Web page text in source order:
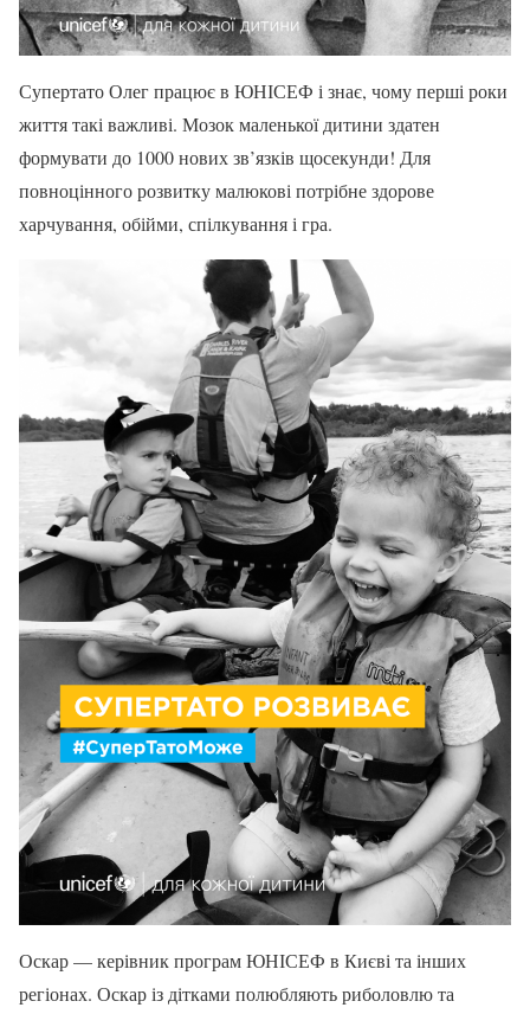
Супертато Олег працює в ЮНІСЕФ і знає, чому перші роки
життя такі важливі. Мозок маленької дитини здатен
формувати до 1000 нових зв’язків щосекунди! Для
повноцінного розвитку малюкові потрібне здорове
харчування, обійми, спілкування і гра.​
Оскар — керівник програм ЮНІСЕФ в Києві та інших
регіонах. Оскар із дітками полюбляють риболовлю та